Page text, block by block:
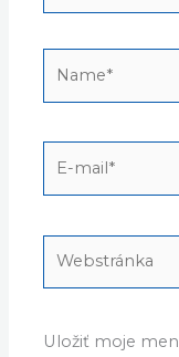
Uložiť moje